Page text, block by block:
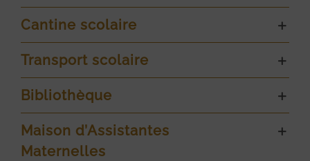
Cantine scolaire
Transport scolaire
Bibliothèque
Maison d’Assistantes
Maternelles